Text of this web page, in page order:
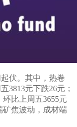
伏。其中，热卷
3813元下跌26元 ；
环比上周五3655元
矿焦波动 ，成材端